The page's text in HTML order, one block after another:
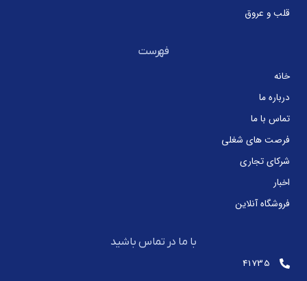
قلب و عروق
فهرست
خانه
درباره ما
تماس با ما
فرصت های شغلی
شرکای تجاری
اخبار
فروشگاه آنلاین
با ما در تماس باشید
41735